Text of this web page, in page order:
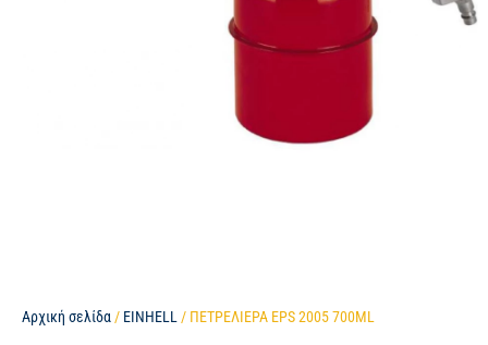
Αρχική σελίδα / EINHELL / ΠΕΤΡΕΛΙΕΡΑ EPS 2005 700ML